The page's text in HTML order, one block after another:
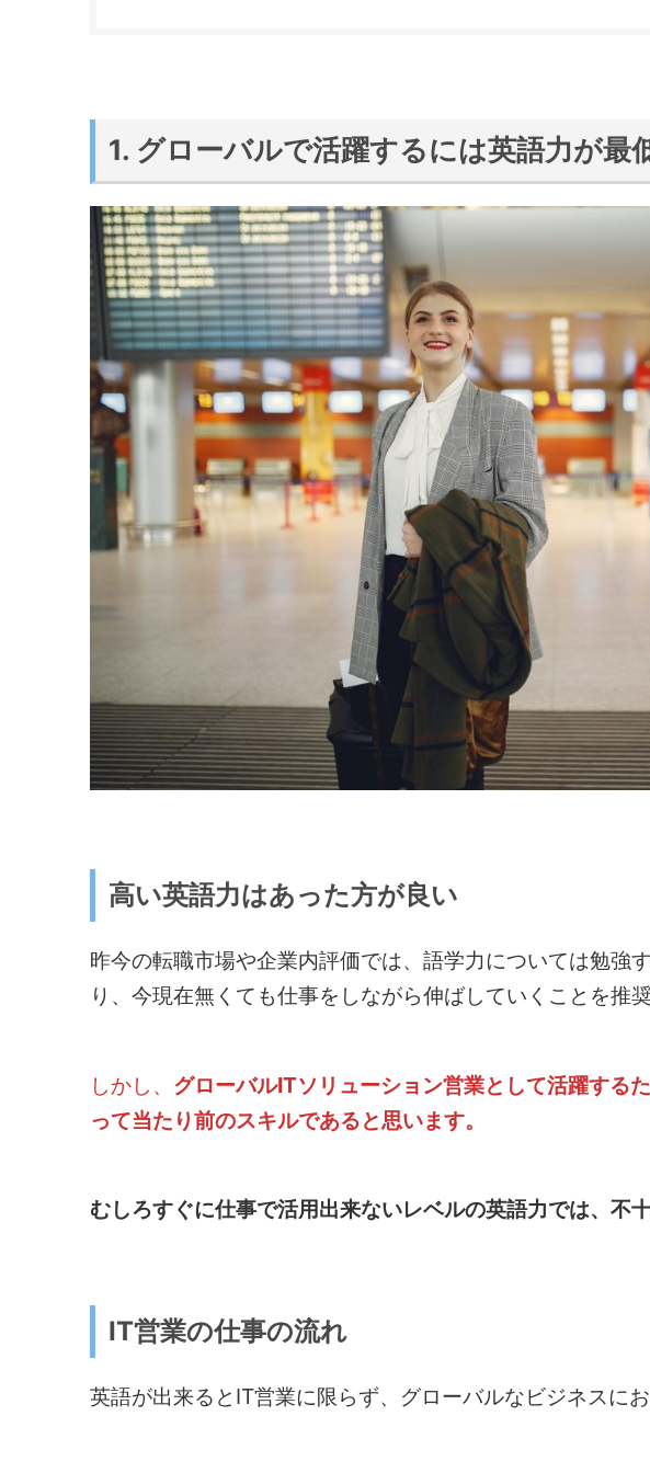
1. グローバルで活躍するには英語力が最
高い英語力はあった方が良い
昨今の転職市場や企業内評価では、語学力については勉強
り、今現在無くても仕事をしながら伸ばしていくことを推
しかし、 グローバルITソリューション営業として活躍する
って当たり前のスキルであると思います。
むしろすぐに仕事で活用出来ないレベルの英語力では、不
IT営業の仕事の流れ
英語が出来るとIT営業に限らず、グローバルなビジネスに